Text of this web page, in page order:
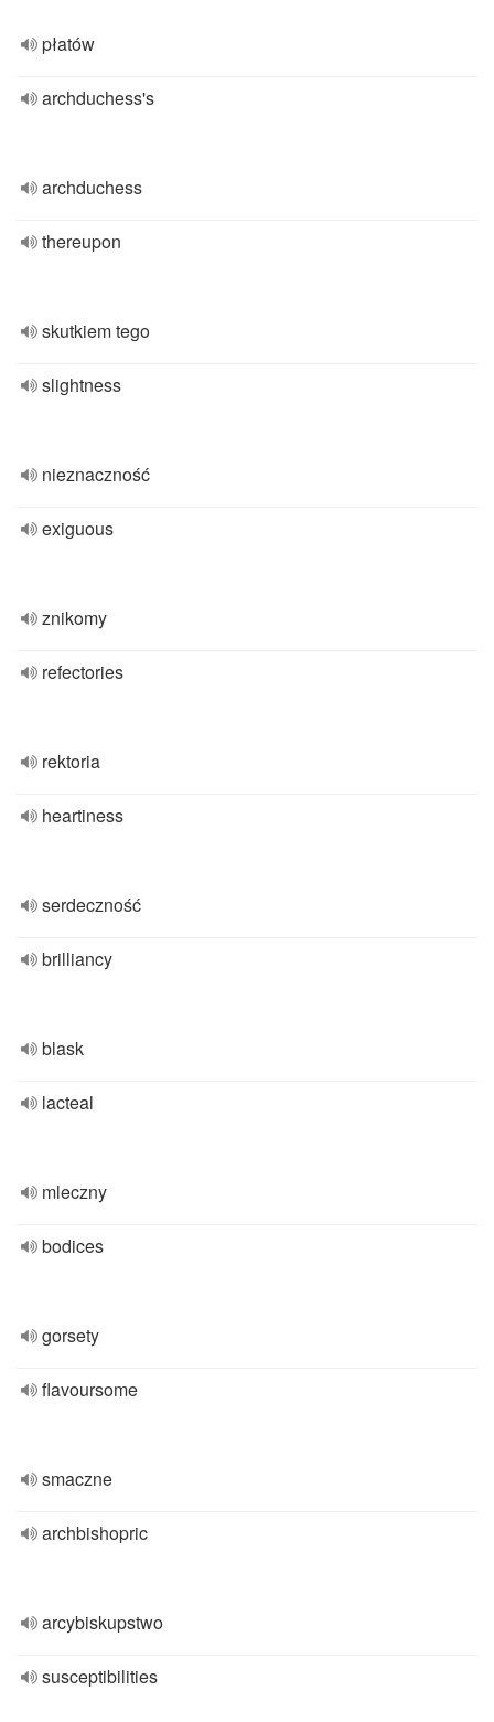
płatów
archduchess's
archduchess
thereupon
skutkiem tego
slightness
nieznaczność
exiguous
znikomy
refectories
rektoria
heartiness
serdeczność
brilliancy
blask
lacteal
mleczny
bodices
gorsety
flavoursome
smaczne
archbishopric
arcybiskupstwo
susceptibilities